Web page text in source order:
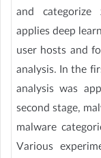
and categorize
applies deep
user hosts and
analysis. In the
analysis was
second stage,
malware
Various